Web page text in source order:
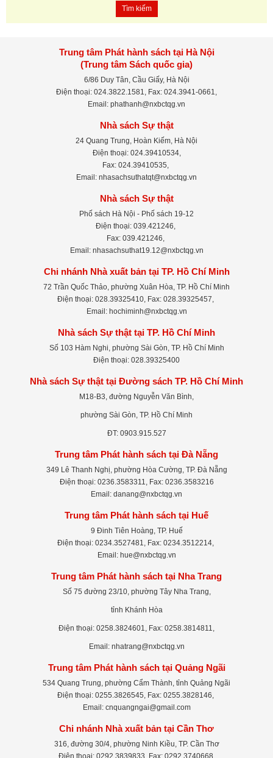
Tìm kiếm
Trung tâm Phát hành sách tại Hà Nội
(Trung tâm Sách quốc gia)
6/86 Duy Tân, Cầu Giấy, Hà Nội
Điện thoại: 024.3822.1581, Fax: 024.3941-0661,
Email: phathanh@nxbctqg.vn
Nhà sách Sự thật
24 Quang Trung, Hoàn Kiếm, Hà Nội
Điện thoại: 024.39410534,
Fax: 024.39410535,
Email: nhasachsuthatqt@nxbctqg.vn
Nhà sách Sự thật
Phố sách Hà Nội - Phố sách 19-12
Điện thoại: 039.421246,
Fax: 039.421246,
Email: nhasachsuthat19.12@nxbctqg.vn
Chi nhánh Nhà xuất bản tại TP. Hồ Chí Minh
72 Trần Quốc Thảo, phường Xuân Hòa, TP. Hồ Chí Minh
Điện thoại: 028.39325410, Fax: 028.39325457,
Email: hochiminh@nxbctqg.vn
Nhà sách Sự thật tại TP. Hồ Chí Minh
Số 103 Hàm Nghi, phường Sài Gòn, TP. Hồ Chí Minh
Điện thoại: 028.39325400
Nhà sách Sự thật tại Đường sách TP. Hồ Chí Minh
M18-B3, đường Nguyễn Văn Bình,
phường Sài Gòn, TP. Hồ Chí Minh
ĐT: 0903.915.527
Trung tâm Phát hành sách tại Đà Nẵng
349 Lê Thanh Nghị, phường Hòa Cường, TP. Đà Nẵng
Điện thoại: 0236.3583311, Fax: 0236.3583216
Email: danang@nxbctqg.vn
Trung tâm Phát hành sách tại Huế
9 Đinh Tiên Hoàng, TP. Huế
Điện thoại: 0234.3527481, Fax: 0234.3512214,
Email: hue@nxbctqg.vn
Trung tâm Phát hành sách tại Nha Trang
Số 75 đường 23/10, phường Tây Nha Trang,
tỉnh Khánh Hòa
Điện thoại: 0258.3824601, Fax: 0258.3814811,
Email: nhatrang@nxbctqg.vn
Trung tâm Phát hành sách tại Quảng Ngãi
534 Quang Trung, phường Cẩm Thành, tỉnh Quảng Ngãi
Điện thoại: 0255.3826545, Fax: 0255.3828146,
Email: cnquangngai@gmail.com
Chi nhánh Nhà xuất bản tại Cần Thơ
316, đường 30/4, phường Ninh Kiều, TP. Cần Thơ
Điện thoại: 0292.3839833, Fax: 0292.3740668,